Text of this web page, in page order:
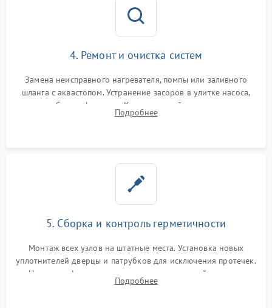
4. Ремонт и очистка систем
Замена неисправного нагревателя, помпы или заливного
шланга с аквастопом. Устранение засоров в улитке насоса,
патрубках и фильтрах. Компонентный ремонт платы
управления, восстановление поврежденной проводки.
Подробнее
5. Сборка и контроль герметичности
Монтаж всех узлов на штатные места. Установка новых
уплотнителей дверцы и патрубков для исключения протечек.
Надежная фиксация хомутов гидравлической системы,
сборка корпуса и установка датчика поплавка.
Подробнее